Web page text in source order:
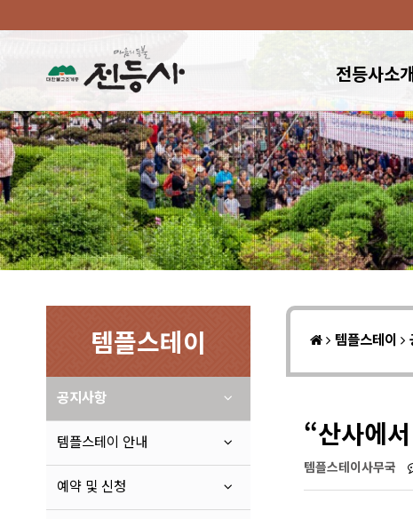
전등사소
템플스테이
공지사항
템플스테이 안내
예약 및 신청
템플스테이
“산사에
템플스테이사무국